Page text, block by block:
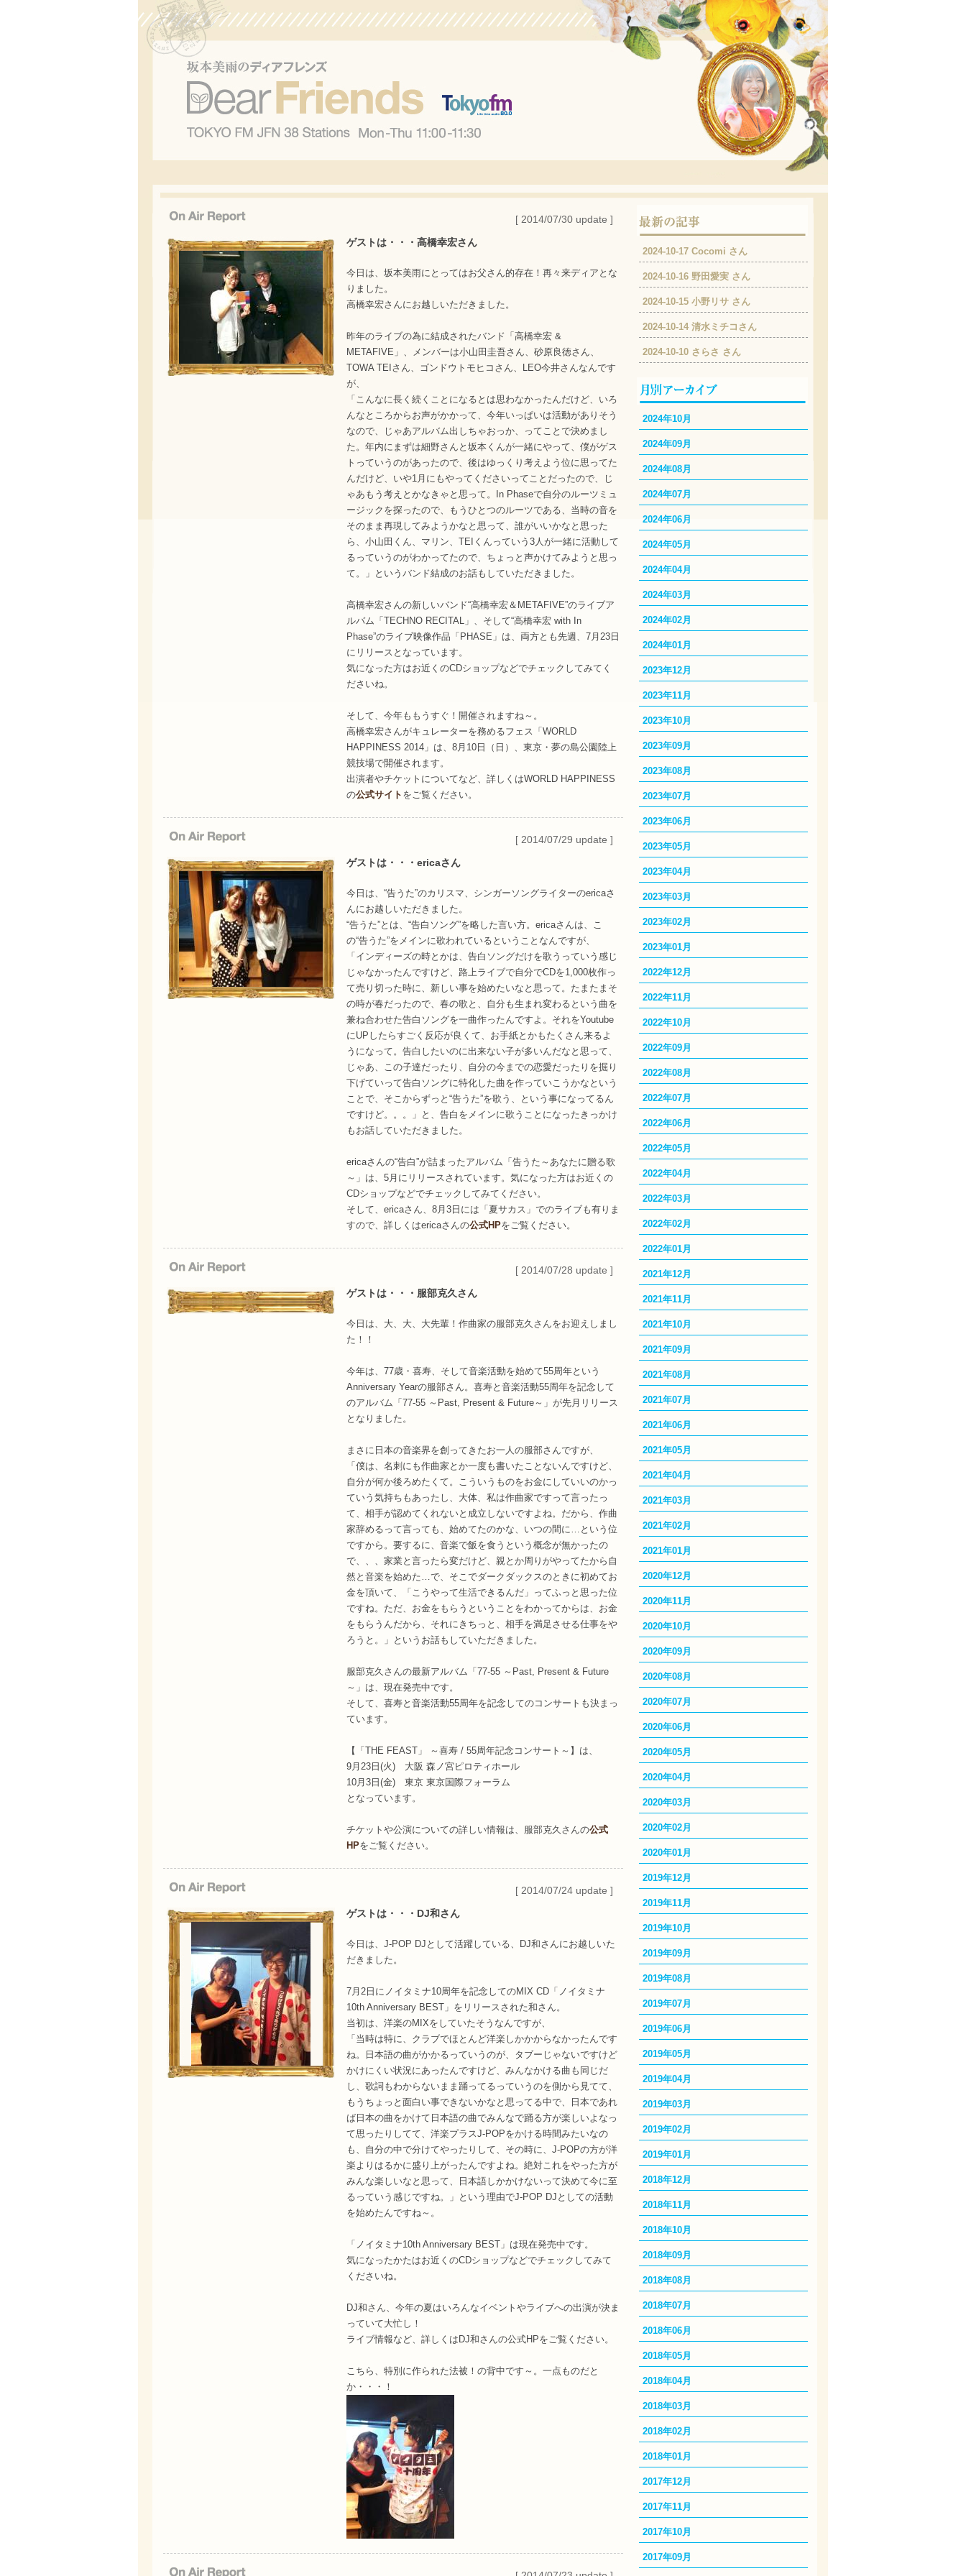
[ 2014/07/30 update ]
ゲストは・・・高橋幸宏さん
今日は、坂本美雨にとってはお父さん的存在！再々来ディアとな
りました。
高橋幸宏さんにお越しいただきました。
昨年のライブの為に結成されたバンド「高橋幸宏 &
METAFIVE」、メンバーは小山田圭吾さん、砂原良徳さん、
TOWA TEIさん、ゴンドウトモヒコさん、LEO今井さんなんです
が、
「こんなに長く続くことになるとは思わなかったんだけど、いろ
んなところからお声がかかって、今年いっぱいは活動がありそう
なので、じゃあアルバム出しちゃおっか、ってことで決めまし
た。年内にまずは細野さんと坂本くんが一緒にやって、僕がゲス
トっていうのがあったので、後はゆっくり考えよう位に思ってた
んだけど、いや1月にもやってくださいってことだったので、じ
ゃあもう考えとかなきゃと思って。In Phaseで自分のルーツミュ
ージックを探ったので、もうひとつのルーツである、当時の音を
そのまま再現してみようかなと思って、誰がいいかなと思った
ら、小山田くん、マリン、TEIくんっていう3人が一緒に活動して
るっていうのがわかってたので、ちょっと声かけてみようと思っ
て。」というバンド結成のお話もしていただきました。
高橋幸宏さんの新しいバンド“高橋幸宏＆METAFIVE”のライブア
ルバム「TECHNO RECITAL」、そして“高橋幸宏 with In
Phase”のライブ映像作品「PHASE」は、両方とも先週、7月23日
にリリースとなっています。
気になった方はお近くのCDショップなどでチェックしてみてく
ださいね。
そして、今年ももうすぐ！開催されますね～。
高橋幸宏さんがキュレーターを務めるフェス「WORLD
HAPPINESS 2014」は、8月10日（日）、東京・夢の島公園陸上
競技場で開催されます。
出演者やチケットについてなど、詳しくはWORLD HAPPINESS
の公式サイト をご覧ください。
[ 2014/07/29 update ]
ゲストは・・・ericaさん
今日は、“告うた”のカリスマ、シンガーソングライターのericaさ
んにお越しいただきました。
“告うた”とは、“告白ソング”を略した言い方。ericaさんは、こ
の“告うた”をメインに歌われているということなんですが、
「インディーズの時とかは、告白ソングだけを歌うっていう感じ
じゃなかったんですけど、路上ライブで自分でCDを1,000枚作っ
て売り切った時に、新しい事を始めたいなと思って。たまたまそ
の時が春だったので、春の歌と、自分も生まれ変わるという曲を
兼ね合わせた告白ソングを一曲作ったんですよ。それをYoutube
にUPしたらすごく反応が良くて、お手紙とかもたくさん来るよ
うになって。告白したいのに出来ない子が多いんだなと思って、
じゃあ、この子達だったり、自分の今までの恋愛だったりを掘り
下げていって告白ソングに特化した曲を作っていこうかなという
ことで、そこからずっと“告うた”を歌う、という事になってるん
ですけど。。。」と、告白をメインに歌うことになったきっかけ
もお話していただきました。
ericaさんの“告白”が詰まったアルバム「告うた～あなたに贈る歌
～」は、5月にリリースされています。気になった方はお近くの
CDショップなどでチェックしてみてください。
そして、ericaさん、8月3日には「夏サカス」でのライブも有りま
すので、詳しくはericaさんの公式HPをご覧ください。
[ 2014/07/28 update ]
ゲストは・・・服部克久さん
今日は、大、大、大先輩！作曲家の服部克久さんをお迎えしまし
た！！
今年は、77歳・喜寿、そして音楽活動を始めて55周年という
Anniversary Yearの服部さん。喜寿と音楽活動55周年を記念して
のアルバム「77-55 ～Past, Present & Future～」が先月リリース
となりました。
まさに日本の音楽界を創ってきたお一人の服部さんですが、
「僕は、名刺にも作曲家とか一度も書いたことないんですけど、
自分が何か後ろめたくて。こういうものをお金にしていいのかっ
ていう気持ちもあったし、大体、私は作曲家ですって言ったっ
て、相手が認めてくれないと成立しないですよね。だから、作曲
家辞めるって言っても、始めてたのかな、いつの間に…という位
ですから。要するに、音楽で飯を食うという概念が無かったの
で、、、家業と言ったら変だけど、親とか周りがやってたから自
然と音楽を始めた…で、そこでダークダックスのときに初めてお
金を頂いて、「こうやって生活できるんだ」ってふっと思った位
ですね。ただ、お金をもらうということをわかってからは、お金
をもらうんだから、それにきちっと、相手を満足させる仕事をや
ろうと。」というお話もしていただきました。
服部克久さんの最新アルバム「77-55 ～Past, Present & Future
～」は、現在発売中です。
そして、喜寿と音楽活動55周年を記念してのコンサートも決まっ
ています。
【「THE FEAST」 ～喜寿 / 55周年記念コンサート～】は、
9月23日(火) 大阪 森ノ宮ピロティホール
10月3日(金) 東京 東京国際フォーラム
となっています。
チケットや公演についての詳しい情報は、服部克久さんの公式
HPをご覧ください。
[ 2014/07/24 update ]
ゲストは・・・DJ和さん
今日は、J-POP DJとして活躍している、DJ和さんにお越しいた
だきました。
7月2日にノイタミナ10周年を記念してのMIX CD「ノイタミナ
10th Anniversary BEST」をリリースされた和さん。
当初は、洋楽のMIXをしていたそうなんですが、
「当時は特に、クラブでほとんど洋楽しかかからなかったんです
ね。日本語の曲がかかるっていうのが、タブーじゃないですけど
かけにくい状況にあったんですけど、みんなかける曲も同じだ
し、歌詞もわからないまま踊ってるっていうのを側から見てて、
もうちょっと面白い事できないかなと思ってる中で、日本であれ
ば日本の曲をかけて日本語の曲でみんなで踊る方が楽しいよなっ
て思ったりしてて、洋楽プラスJ-POPをかける時間みたいなの
も、自分の中で分けてやったりして、その時に、J-POPの方が洋
楽よりはるかに盛り上がったんですよね。絶対これをやった方が
みんな楽しいなと思って、日本語しかかけないって決めて今に至
るっていう感じですね。」という理由でJ-POP DJとしての活動
を始めたんですね～。
「ノイタミナ10th Anniversary BEST」は現在発売中です。
気になったかたはお近くのCDショップなどでチェックしてみて
くださいね。
DJ和さん、今年の夏はいろんなイベントやライブへの出演が決ま
っていて大忙し！
ライブ情報など、詳しくはDJ和さんの公式HPをご覧ください。
こちら、特別に作られた法被！の背中です～。一点ものだと
か・・・！
2024-10-17 Cocomi さん
2024-10-16 野田愛実 さん
2024-10-15 小野リサ さん
2024-10-14 清水ミチコさん
2024-10-10 さらさ さん
2024年10月
2024年09月
2024年08月
2024年07月
2024年06月
2024年05月
2024年04月
2024年03月
2024年02月
2024年01月
2023年12月
2023年11月
2023年10月
2023年09月
2023年08月
2023年07月
2023年06月
2023年05月
2023年04月
2023年03月
2023年02月
2023年01月
2022年12月
2022年11月
2022年10月
2022年09月
2022年08月
2022年07月
2022年06月
2022年05月
2022年04月
2022年03月
2022年02月
2022年01月
2021年12月
2021年11月
2021年10月
2021年09月
2021年08月
2021年07月
2021年06月
2021年05月
2021年04月
2021年03月
2021年02月
2021年01月
2020年12月
2020年11月
2020年10月
2020年09月
2020年08月
2020年07月
2020年06月
2020年05月
2020年04月
2020年03月
2020年02月
2020年01月
2019年12月
2019年11月
2019年10月
2019年09月
2019年08月
2019年07月
2019年06月
2019年05月
2019年04月
2019年03月
2019年02月
2019年01月
2018年12月
2018年11月
2018年10月
2018年09月
2018年08月
2018年07月
2018年06月
2018年05月
2018年04月
2018年03月
2018年02月
2018年01月
2017年12月
2017年11月
2017年10月
2017年09月